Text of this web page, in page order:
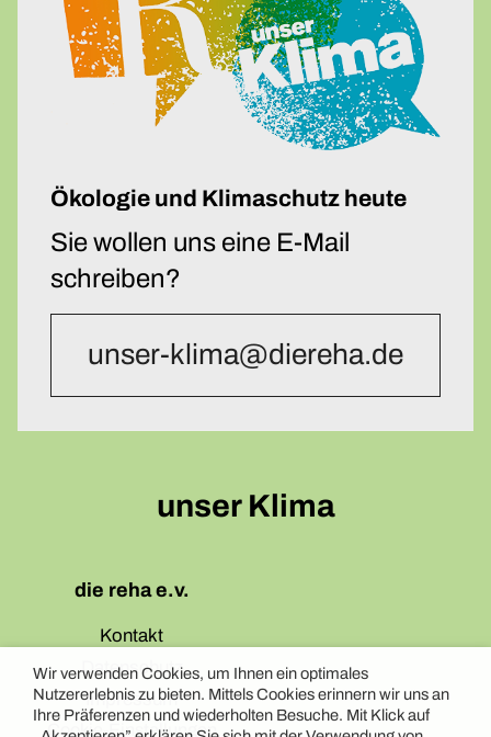
ChangeABLE
ChangeABLE Befragung
ChangeABLE Partner
Ökologie und Klimaschutz heute
Sie wollen uns eine E-Mail
schreiben?
unser-klima@diereha.de
unser Klima
die reha e.v.
Kontakt
Datenschutz
Impressum
Cookie-Einstellungen
Wir verwenden Cookies, um Ihnen ein optimales
Nutzererlebnis zu bieten. Mittels Cookies erinnern wir uns an
Ihre Präferenzen und wiederholten Besuche. Mit Klick auf